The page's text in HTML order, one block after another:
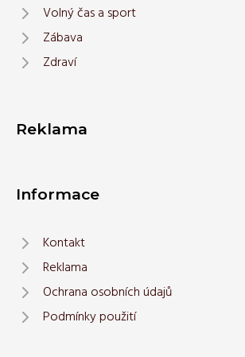
Volný čas a sport
Zábava
Zdraví
Reklama
Informace
Kontakt
Reklama
Ochrana osobních údajů
Podmínky použití